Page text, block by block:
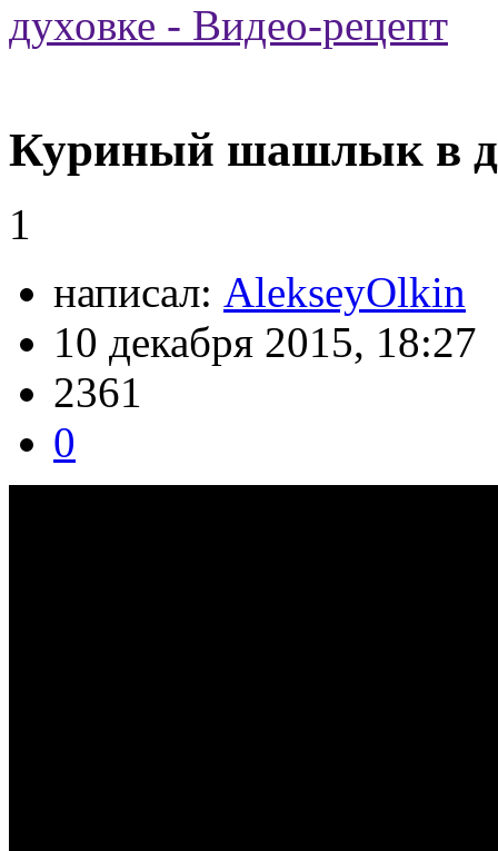
духовке - Видео-рецепт
Куриный шашлык в
1
написал: AlekseyOlkin
10 декабря 2015, 18:27
2361
0